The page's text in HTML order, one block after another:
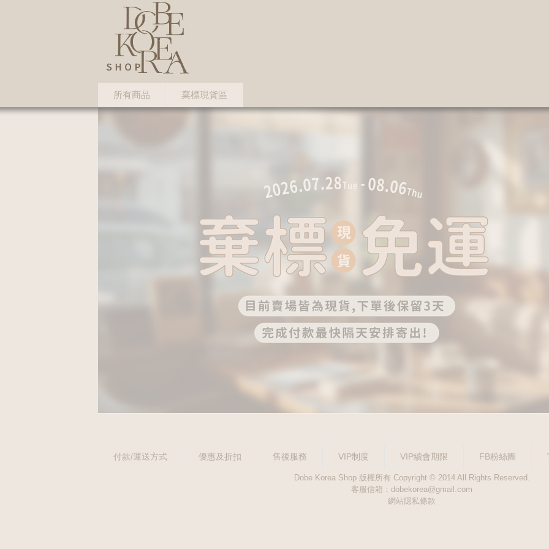
所有商品 棄標現貨區
付款/運送方式 優惠及折扣 售後服務 VIP制度 VIP續會期限 FB粉絲團
Dobe Korea Shop 版權所有 Copyright © 2014 All Rights Reserved.
客服信箱：dobekorea@gmail.com
網站隱私條款